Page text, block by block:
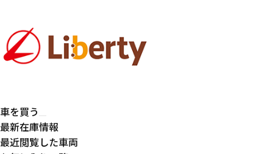
車を買う
最新在庫情報
最近閲覧した車両